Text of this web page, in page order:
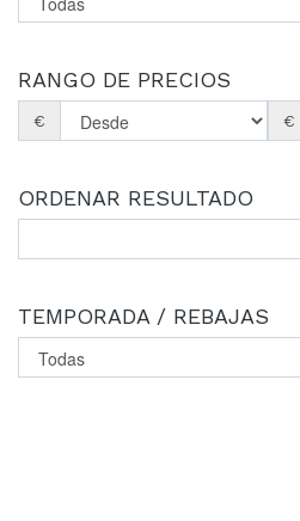
RANGO DE PRECIOS
€ €
ORDENAR RESULTADO
TEMPORADA / REBAJAS